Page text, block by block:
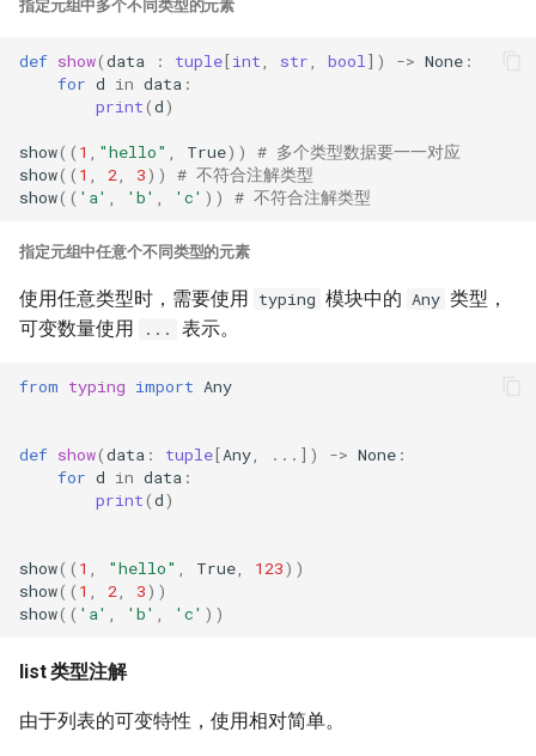
指定元组中多个不同类型的元素
def show(data : tuple[int str bool ]) -> None :
for d in data :
print(d)
show(( 1 "hello" True))
# 多个类型数据要一一对应
show(( 1 2 3))
# 不符合注解类型
show(( 'a' 'b' 'c' )) # 不符合注解类型
指定元组中任意个不同类型的元素
使用任意类型时，需要使用 typing 模块中的 Any 类型，
可变数量使用
... 表示。
from typing import Any
def show(data : tuple[Any ... ]) -> None :
for d in data :
print(d)
show(( 1 "hello" True 123))
show(( 1 2 3))
show(( 'a' 'b' 'c' ))
list 类型注解
由于列表的可变特性，使用相对简单。